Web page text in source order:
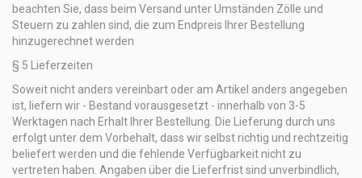
beachten Sie, dass beim Versand unter Umständen Zölle und
Steuern zu zahlen sind, die zum Endpreis Ihrer Bestellung
hinzugerechnet werden
§ 5 Lieferzeiten
Soweit nicht anders vereinbart oder am Artikel anders angegeben
ist, liefern wir - Bestand vorausgesetzt - innerhalb von 3-5
Werktagen nach Erhalt Ihrer Bestellung. Die Lieferung durch uns
erfolgt unter dem Vorbehalt, dass wir selbst richtig und rechtzeitig
beliefert werden und die fehlende Verfügbarkeit nicht zu
vertreten haben. Angaben über die Lieferfrist sind unverbindlich,